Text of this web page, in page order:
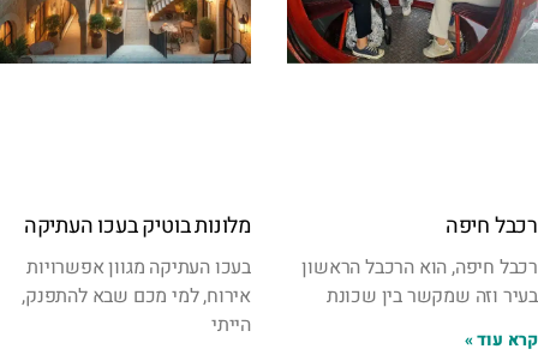
רכבל חיפה
רכבל חיפה, הוא הרכבל הראשון
בעיר וזה שמקשר בין שכונת
קרא עוד »
מלונות בוטיק בעכו העתיקה
בעכו העתיקה מגוון אפשרויות
אירוח, למי מכם שבא להתפנק,
הייתי